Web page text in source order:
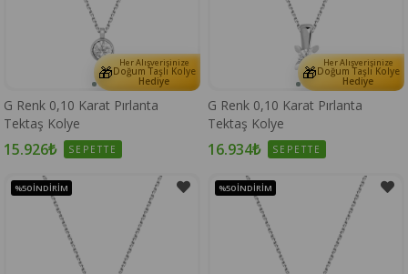
🎁 Her Alışverişinize
Doğum Taşlı Kolye
Hediye
G Renk 0,10 Karat Pırlanta
Tektaş Kolye
15.926₺ SEPETTE
🎁 Her Alışverişinize
Doğum Taşlı Kolye
Hediye
G Renk 0,10 Karat Pırlanta
Tektaş Kolye
16.934₺ SEPETTE
%50İNDIRIM %50İNDIRIM